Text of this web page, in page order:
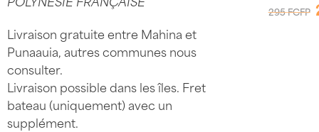
Livraison gratuite entre Mahina et
Punaauia, autres communes nous
consulter.
Livraison possible dans les îles. Fret
bateau (uniquement) avec un
supplément.
295FCFP